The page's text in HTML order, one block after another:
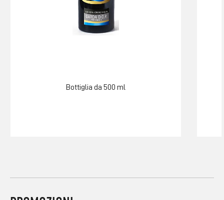
Bottiglia da 500 ml